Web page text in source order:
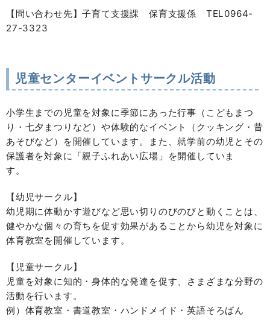
【問い合わせ先】子育て支援課 保育支援係 TEL0964-
27-3323
児童センターイベントサークル活動
小学生までの児童を対象に季節にあった行事（こどもまつ
り・七夕まつりなど）や体験的なイベント（クッキング・昔
あそびなど）を開催しています。また、就学前の幼児とその
保護者を対象に「親子ふれあい広場」を開催していま
す。
【幼児サークル】
幼児期に体動かす遊びなど思い切りのびのびと動くことは、
健やかな個々の育ちを促す効果があることから幼児を対象に
体育教室を開催しています。
【児童サークル】
児童を対象に知的・身体的な発達を促す、さまざまな分野の
活動を行います。
例）体育教室・書道教室・ハンドメイド・英語そろばん